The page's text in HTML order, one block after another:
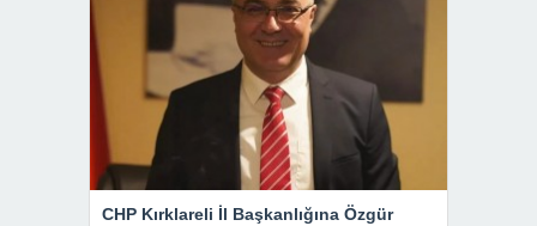
CHP Kırklareli İl Başkanlığına Özgür